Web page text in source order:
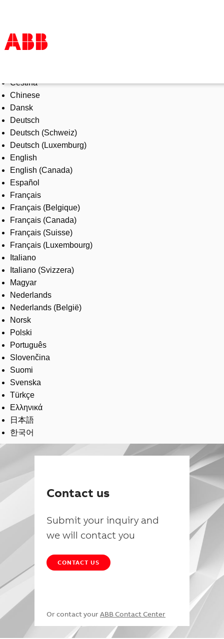
Products & Solutions
Industries
Services
About us
Where to buy
Contact us
Careers
Čeština
Chinese
Dansk
Deutsch
Deutsch (Schweiz)
Deutsch (Luxemburg)
English
English (Canada)
Español
Français
Français (Belgique)
Français (Canada)
Français (Suisse)
Français (Luxembourg)
Italiano
Italiano (Svizzera)
Magyar
Nederlands
Nederlands (België)
Norsk
Polski
Português
Slovenčina
Suomi
Svenska
Türkçe
Ελληνικά
日本語
한국어
Contact us
Submit your inquiry and
we will contact you
CONTACT US
Or contact your ABB Contact Center